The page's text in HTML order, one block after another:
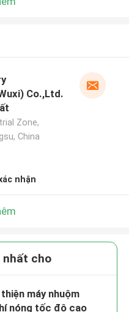
Co.,Ltd.
Zone,
China
nhận
nhất cho
máy nhuộm
nóng tốc độ cao